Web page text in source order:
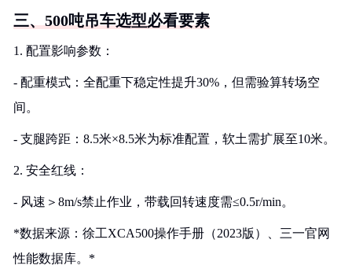
三、500吨吊车选型必看要素
1. 配置影响参数：
- 配重模式：全配重下稳定性提升30%，但需验算转场空
间。
- 支腿跨距：8.5米×8.5米为标准配置，软土需扩展至10米。
2. 安全红线：
- 风速＞8m/s禁止作业，带载回转速度需≤0.5r/min。
*数据来源：徐工XCA500操作手册（2023版）、三一官网
性能数据库。*